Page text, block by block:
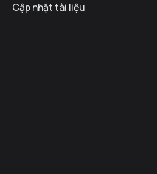
Cập nhật tài liệu